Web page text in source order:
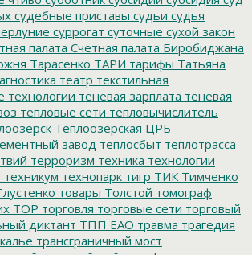
судебные приставы судьи судья
суррогат суточные сухой закон
палата Счетная палата Биробиджана
Тарасенко ТАРИ тарифы Татьяна
театр текстильная
технологии теневая зарплата теневая
тепловые сети тепловычислитель
Теплоозёрская ЦРБ
завод теплосбыт теплотрасса
терроризм техника технологии
технопарк тигр ТИК Тимченко
товары Толстой томограф
ТОР торговля торговые сети торговый
диктант ТПП ЕАО травма трагедия
трансграничный мост